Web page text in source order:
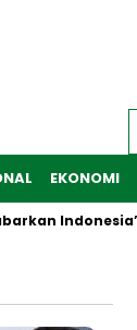
EKONOMI
Indonesia”